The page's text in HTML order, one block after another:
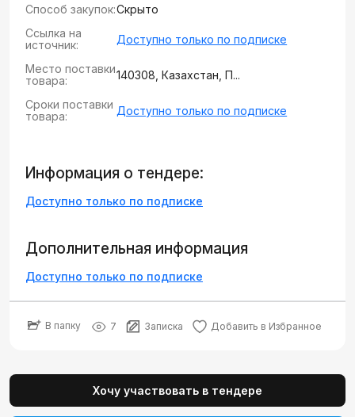
Способ закупок:Скрыто
Ссылка на
источник:
Доступно только по подписке
Место поставки
товара:
140308, Казахстан, П...
Сроки поставки
товара:
Доступно только по подписке
Информация о тендере:
Доступно только по подписке
Дополнительная информация
Доступно только по подписке
В папку 7 Записка Добавить в Избранное
Хочу участвовать в тендере